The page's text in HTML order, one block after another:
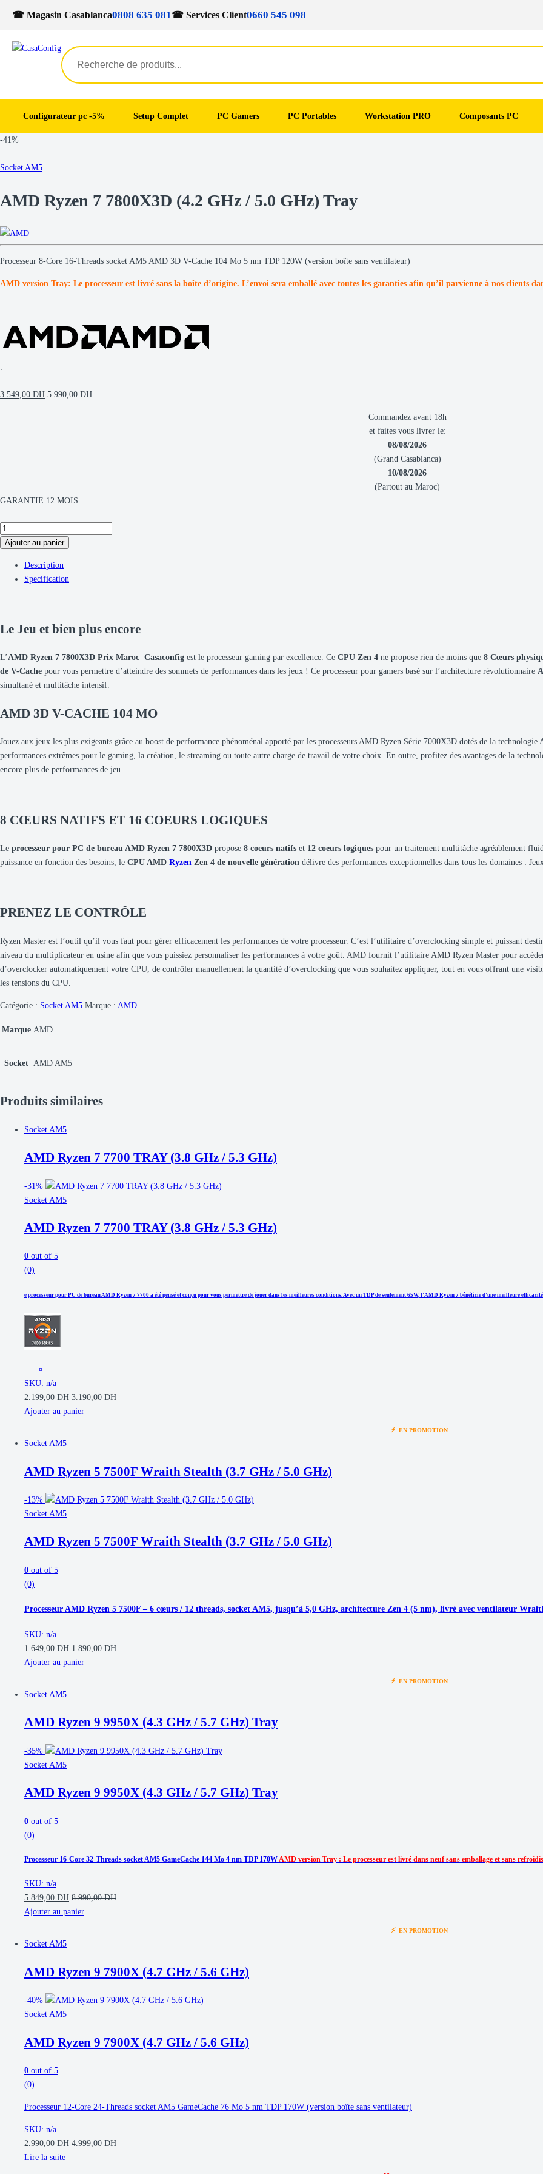
☎ Magasin Casablanca0808 635 081☎ Services Client0660 545 098
Configurateur pc -5% Setup Complet PC Gamers PC Portables Workstation PRO Composants PC
Skip
navigation
Skip
content
-41%
Socket AM5
AMD Ryzen 7 7800X3D (4.2 GHz / 5.0 GHz) Tray
Processeur 8-Core 16-Threads socket AM5 AMD 3D V-Cache 104 Mo 5 nm TDP 120W (version boîte sans ventilateur)
AMD version Tray: Le processeur est livré sans la boîte d’origine. L’envoi sera emballé avec toutes les garanties afin qu’il parvienne à nos clients
`
3.549,00 DH 5.990,00DH
Commandez avant 18h
et faites vous livrer le:
08/08/2026
(Grand Casablanca)
10/08/2026
(Partout au Maroc)
GARANTIE 12 MOIS
AMD
Ryzen
7800X3D
5.0
Tray
quantity
Ajouter au panier
Description
Specification
Le Jeu et bien plus encore
L’AMD Ryzen 7 7800X3D Prix Maroc Casaconfig est le processeur gaming par excellence. Ce CPU Zen 4 ne propose rien de moins que 8 Cœurs
de V-Cache pour vous permettre d’atteindre des sommets de performances dans les jeux ! Ce processeur pour gamers basé sur l’architecture révolutionnaire
simultané et multitâche intensif.
AMD 3D V-CACHE 104 MO
Jouez aux jeux les plus exigeants grâce au boost de performance phénoménal apporté par les processeurs AMD Ryzen Série 7000X3D dotés de la
performances extrêmes pour le gaming, la création, le streaming ou toute autre charge de travail de votre choix. En outre, profitez des avantages de la
encore plus de performances de jeu.
8 CŒURS NATIFS ET 16 COEURS LOGIQUES
Le processeur pour PC de bureau AMD Ryzen 7 7800X3D propose 8 coeurs natifs et 12 coeurs logiques pour un traitement multitâche agréablement
puissance en fonction des besoins, le CPU AMD Ryzen Zen 4 de nouvelle génération délivre des performances exceptionnelles dans tous les domaines :
PRENEZ LE CONTRÔLE
Ryzen Master est l’outil qu’il vous faut pour gérer efficacement les performances de votre processeur. C’est l’utilitaire d’overclocking simple et puissant
niveau du multiplicateur en usine afin que vous puissiez personnaliser les performances à votre goût. AMD fournit l’utilitaire AMD Ryzen Master pour
d’overclocker automatiquement votre CPU, de contrôler manuellement la quantité d’overclocking que vous souhaitez appliquer, tout en vous offrant une
les tensions du CPU.
Catégorie : Socket AM5 Marque : AMD
Marque AMD
Socket AMD AM5
Produits similaires
Socket AM5
AMD Ryzen 7 7700 TRAY (3.8 GHz / 5.3 GHz)
-31%
Socket AM5
AMD Ryzen 7 7700 TRAY (3.8 GHz / 5.3 GHz)
0 out of 5
(0)
e processeur pour PC de bureau AMD Ryzen 7 7700 a été pensé et conçu pour vous permettre de jouer dans les meilleures conditions. Avec un TDP de seulement 65W, l’AMD Ryzen 7 bénéficie d’une meilleure
SKU: n/a
2.199,00 DH 3.190,00DH
Ajouter au panier
⚡ EN PROMOTION
Socket AM5
AMD Ryzen 5 7500F Wraith Stealth (3.7 GHz / 5.0 GHz)
-13%
Socket AM5
AMD Ryzen 5 7500F Wraith Stealth (3.7 GHz / 5.0 GHz)
0 out of 5
(0)
Processeur AMD Ryzen 5 7500F – 6 cœurs / 12 threads, socket AM5, jusqu’à 5,0 GHz, architecture Zen 4 (5 nm), livré avec ventilateur
SKU: n/a
1.649,00 DH 1.890,00DH
Ajouter au panier
⚡ EN PROMOTION
Socket AM5
AMD Ryzen 9 9950X (4.3 GHz / 5.7 GHz) Tray
-35%
Socket AM5
AMD Ryzen 9 9950X (4.3 GHz / 5.7 GHz) Tray
0 out of 5
(0)
Processeur 16-Core 32-Threads socket AM5 GameCache 144 Mo 4 nm TDP 170W AMD version Tray : Le processeur est livré dans neuf sans emballage et sans
SKU: n/a
5.849,00 DH 8.990,00DH
Ajouter au panier
⚡ EN PROMOTION
Socket AM5
AMD Ryzen 9 7900X (4.7 GHz / 5.6 GHz)
-40%
Socket AM5
AMD Ryzen 9 7900X (4.7 GHz / 5.6 GHz)
0 out of 5
(0)
Processeur 12-Core 24-Threads socket AM5 GameCache 76 Mo 5 nm TDP 170W (version boîte sans ventilateur)
SKU: n/a
2.990,00 DH 4.999,00DH
Lire la suite